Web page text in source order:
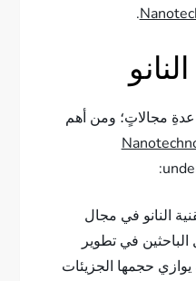
عدةِ مجالاتٍ؛ ومن أهم
النانو في مجال
في تطوير
حجمها الجزيئات